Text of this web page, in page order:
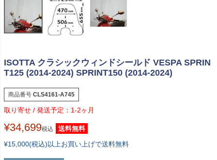
ISOTTA クラシックウィンドシールド VESPA SPRIN
T125 (2014-2024) SPRINT150 (2014-2024)
商品番号 CLS4161-A745
1-2ヶ月
¥34,699税込
送料無料
¥15,000(税込)以上お買い上げで送料無料